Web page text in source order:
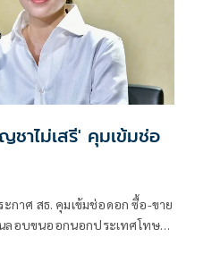
าไม่เสรี' คุมเข้มช่อ
กาศ สธ. คุมเข้มช่อดอก ซื้อ-ขาย
ลอบขนออกนอกประเทศโทษ